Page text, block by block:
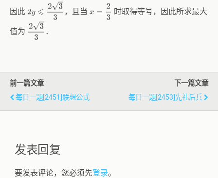
因此
3
，且当 时取得等号，因此所求最大
值为
23 3
．
前一篇文章
每日一题[2451]联想公式
下一篇文章
每日一题[2453]先礼后兵
发表回复
要发表评论，您必须先登录。